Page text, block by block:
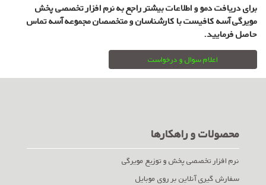
برای دریافت دمو و اطلاعات بیشتر راجع به نرم افزار تخصصی پخش
مویرگی آسه کافیست با کارشناسان و متخصصان مجموعه آسه تماس
حاصل فرمایید.
اعلام سوال و درخواست
محصولات و راهکارها
نرم افزار تخصصی پخش و توزیع مویرگی
سفارش گیری آنلاین بر روی موبایل